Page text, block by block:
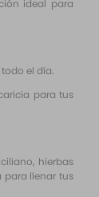
ideal para
el día.
para tus
hierbas
para llenar tus